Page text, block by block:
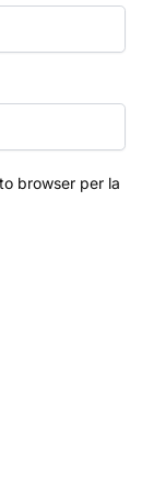
browser per la